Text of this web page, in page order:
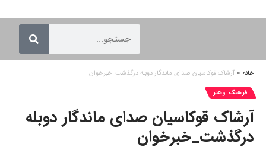
خانه » آرشاک قوکاسیان صدای ماندگار دوبله درگذشت_خبرخوان
فرهنگ وهنر
آرشاک قوکاسیان صدای ماندگار دوبله
درگذشت_خبرخوان